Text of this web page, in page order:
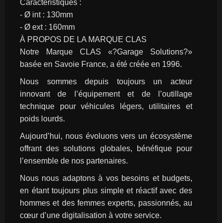
Caractéristiques :
- Ø int : 130mm
- Ø ext : 160mm
À PROPOS DE LA MARQUE CLAS
Notre Marque CLAS «?Garage Solutions?»
basée en Savoie France, a été créée en 1996.
Nous sommes depuis toujours un acteur
innovant de l’équipement et de l’outillage
technique pour véhicules légers, utilitaires et
poids lourds.
Aujourd’hui, nous évoluons vers un écosystème
offrant des solutions globales, bénéfique pour
l’ensemble de nos partenaires.
Nous nous adaptons à vos besoins et budgets,
en étant toujours plus simple et réactif avec des
hommes et des femmes experts, passionnés, au
cœur d’une digitalisation à votre service.